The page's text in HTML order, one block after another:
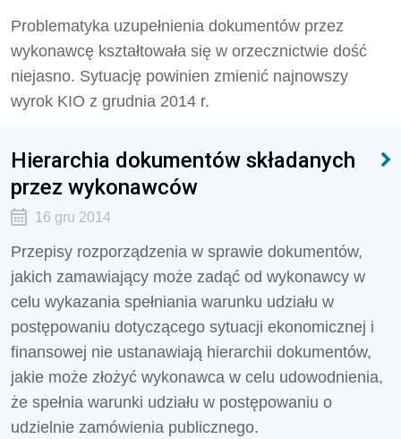
Problematyka uzupełnienia dokumentów przez
wykonawcę kształtowała się w orzecznictwie dość
niejasno. Sytuację powinien zmienić najnowszy
wyrok KIO z grudnia 2014 r.
Hierarchia dokumentów składanych
przez wykonawców
16 gru 2014
Przepisy rozporządzenia w sprawie dokumentów,
jakich zamawiający może zadąć od wykonawcy w
celu wykazania spełniania warunku udziału w
postępowaniu dotyczącego sytuacji ekonomicznej i
finansowej nie ustanawiają hierarchii dokumentów,
jakie może złożyć wykonawca w celu udowodnienia,
że spełnia warunki udziału w postępowaniu o
udzielnie zamówienia publicznego.